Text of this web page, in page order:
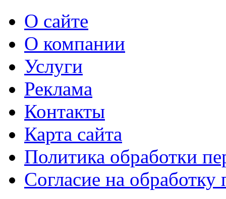
О сайте
О компании
Услуги
Реклама
Контакты
Карта сайта
Политика обработки
Согласие на